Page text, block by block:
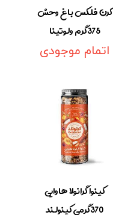
کرن فلکس باغ وحش
375گرم ولوتینا
اتمام موجودی
کینوا گرانولا هاوایی
370گرمی کینولند